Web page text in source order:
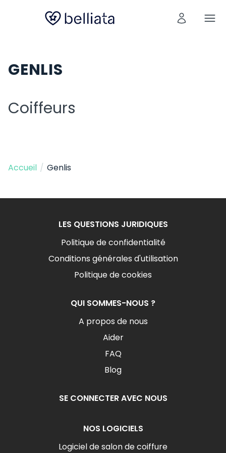
GENLIS
Coiffeurs
Accueil / Genlis
LES QUESTIONS JURIDIQUES
Politique de confidentialité
Conditions générales d'utilisation
Politique de cookies
QUI SOMMES-NOUS ?
A propos de nous
Aider
FAQ
Blog
SE CONNECTER AVEC NOUS
NOS LOGICIELS
Logiciel de salon de coiffure